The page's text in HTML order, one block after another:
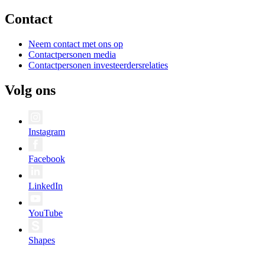
Contact
Neem contact met ons op
Contactpersonen media
Contactpersonen investeerdersrelaties
Volg ons
Instagram
Facebook
LinkedIn
YouTube
Shapes